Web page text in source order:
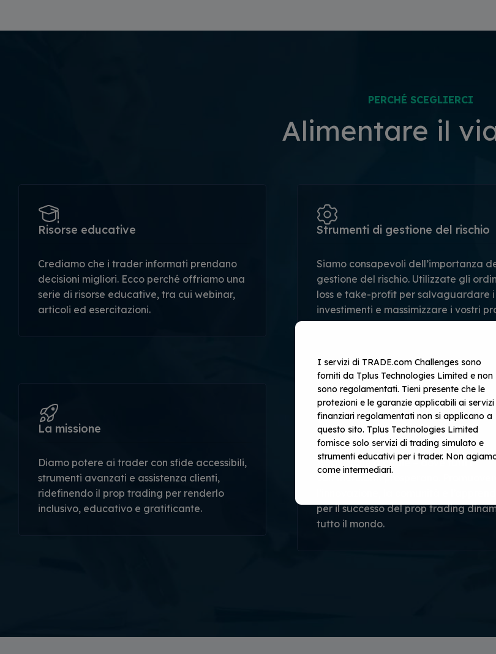
PERCHÉ SCEGLIERCI
Alimentare il
Risorse educative
Crediamo che i trader informati prendano
decisioni migliori. Ecco perché offriamo una
serie di risorse educative, tra cui webinar,
articoli ed esercitazioni.
Strumenti di gestione del rischio
Siamo consapevoli dell’importanza
gestione del rischio. Utilizzate gli
loss e take-profit per salvaguardare i
investimenti e massimizzare i vostri
La missione
Diamo potere ai trader con sfide accessibili,
strumenti avanzati e assistenza clienti,
ridefinendo il prop trading per renderlo
inclusivo, educativo e gratificante.
La visione
Rivoluzione globale – dove tutti i
l’innovazione, la comunità e
per il successo del prop trading
tutto il mondo.
I servizi di TRADE.com Challenges sono
forniti da Tplus Technologies Limited e non
sono regolamentati. Tieni presente che le
protezioni e le garanzie applicabili ai servizi
finanziari regolamentati non si applicano a
questo sito. Tplus Technologies Limited
fornisce solo servizi di trading simulato e
strumenti educativi per i trader. Non
come intermediari.